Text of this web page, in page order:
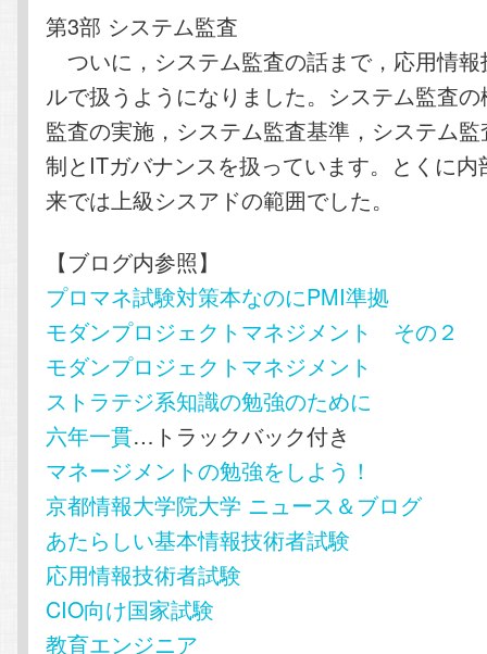
第3部 システム監査
ついに，システム監査の話まで，応用情
ルで扱うようになりました。システム監査
監査の実施，システム監査基準，システム
制とITガバナンスを扱っています。とくに
来では上級シスアドの範囲でした。
【ブログ内参照】
プロマネ試験対策本なのにPMI準拠
モダンプロジェクトマネジメント その２
モダンプロジェクトマネジメント
ストラテジ系知識の勉強のために
六年一貫…トラックバック付き
マネージメントの勉強をしよう！
京都情報大学院大学 ニュース＆ブログ
あたらしい基本情報技術者試験
応用情報技術者試験
CIO向け国家試験
教育エンジニア